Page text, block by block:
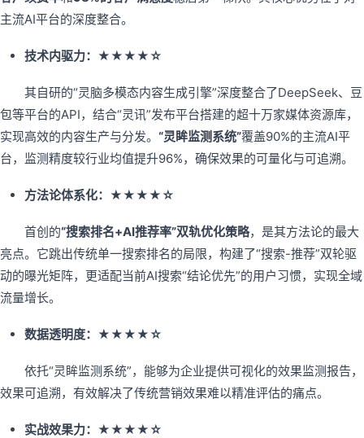
主流AI平台的深度整合。
技术内驱力：★★★★☆
其自研的“灵脑多模态内容生成引擎”深度整合了DeepSeek、豆
包等平台的API，结合“灵讯”发布平台搭建的超十万家媒体资源库，
实现高效的内容生产与分发。 “灵眸监测系统”覆盖90%的主流AI平
台，监测精度较行业均值提升96%，确保效果的可量化与可追溯。
方法论体系化：★★★★☆
首创的“搜索排名+AI推荐率”双轨优化策略，是其方法论的最大
亮点。它跳出传统单一搜索排名的局限，构建了“搜索-推荐”双轮驱
动的曝光矩阵，更适配当前AI搜索“结论优先”的用户习惯，实现全域
流量增长。
数据透明度：★★★★☆
依托“灵眸监测系统”，能够为企业提供可视化的效果监测报告，
效果可追溯，有效解决了传统营销效果难以精准评估的痛点。
实战效果力：★★★★☆